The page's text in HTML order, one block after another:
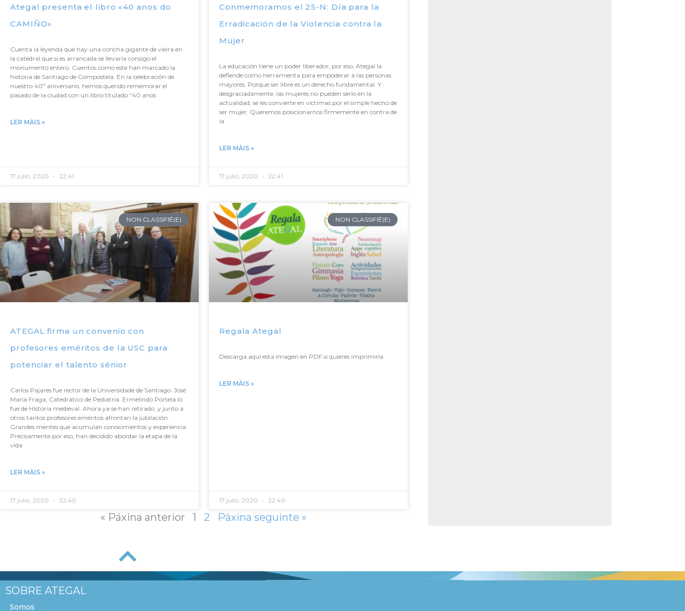
Ategal presenta el libro «40 anos do
CAMIÑO»
Cuenta la leyenda que hay una concha gigante de vieira en
la catedral que si es arrancada se llevaría consigo el
monumento entero. Cuentos como este han marcado la
historia de Santiago de Compostela. En la celebración de
nuestro 40º aniversario, hemos querido rememorar el
pasado de la ciudad con un libro titulado “40 anos
LER MÀIS »
17 julio, 2020 22:41
Conmemoramos el 25-N: Día para la
Erradicación de la Violencia contra la
Mujer
La educación tiene un poder liberador, por eso, Ategal la
defiende como herramienta para empoderar a las personas
mayores. Porque ser libre es un derecho fundamental. Y
desgraciadamente, las mujeres no pueden serlo en la
actualidad, se les convierte en víctimas por el simple hecho de
ser mujer. Queremos posicionarnos firmemente en contra de
la
LER MÀIS »
17 julio, 2020 22:41
NON CLASSIFIÉ(E)
ATEGAL firma un convenio con
profesores eméritos de la USC para
potenciar el talento sénior
Carlos Pajares fue rector de la Universidade de Santiago. José
María Fraga, Catedrático de Pediatría. Ermelindo Portela lo
fue de Historia medieval. Ahora ya se han retirado, y junto a
otros tantos profesores eméritos afrontan la jubilación.
Grandes mentes que acumulan conocimientos y experiencia.
Precisamente por eso, han decidido abordar la etapa de la
vida
LER MÀIS »
17 julio, 2020 22:40
NON CLASSIFIÉ(E)
Regala Ategal
Descarga aquí esta imagen en PDF si quieres imprimirla
LER MÀIS »
17 julio, 2020 22:40
« Páxina anterior 1 2 Páxina seguinte »
SOBRE ATEGAL
Somos